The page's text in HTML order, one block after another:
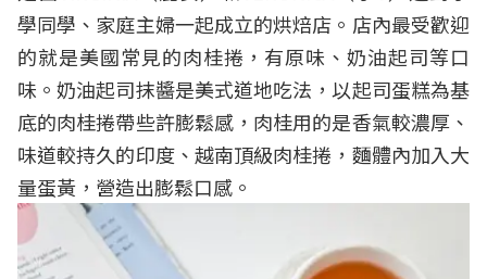
學同學、家庭主婦一起成立的烘焙店。店內最受歡迎
的就是美國常見的肉桂捲，有原味、奶油起司等口
味。奶油起司抹醬是美式道地吃法，以起司蛋糕為基
底的肉桂捲帶些許膨鬆感，肉桂用的是香氣較濃厚、
味道較持久的印度、越南頂級肉桂捲，麵體內加入大
量蛋黃，營造出膨鬆口感。